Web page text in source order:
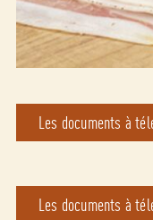
Les documents à
Les documents à